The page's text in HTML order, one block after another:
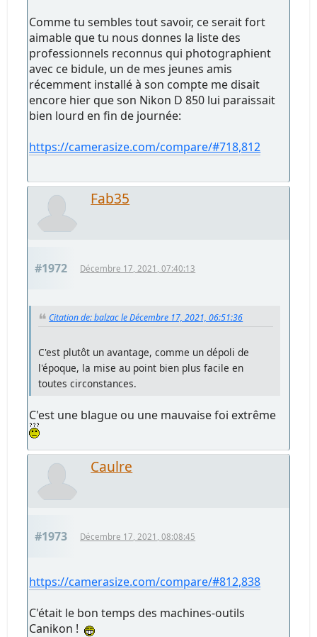
Comme tu sembles tout savoir, ce serait fort
aimable que tu nous donnes la liste des
professionnels reconnus qui photographient
avec ce bidule, un de mes jeunes amis
récemment installé à son compte me disait
encore hier que son Nikon D 850 lui paraissait
bien lourd en fin de journée:
https://camerasize.com/compare/#718,812
Fab35
#1972 Décembre 17, 2021, 07:40:13
Citation de: balzac le Décembre 17, 2021, 06:51:36
C'est plutôt un avantage, comme un dépoli de
l'époque, la mise au point bien plus facile en
toutes circonstances.
C'est une blague ou une mauvaise foi extrême
Caulre
#1973 Décembre 17, 2021, 08:08:45
https://camerasize.com/compare/#812,838
C'était le bon temps des machines-outils
Canikon !